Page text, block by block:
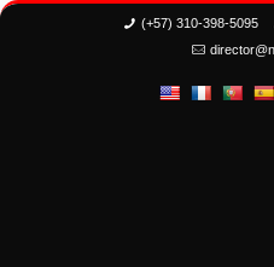
(+57) 310-398-5095